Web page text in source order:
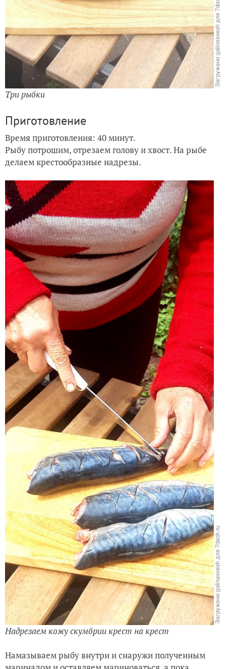
Три рыбки
Приготовление
Время приготовления: 40 минут.
Рыбу потрошим, отрезаем голову и хвост. На рыбе
делаем крестообразные надрезы.
Надрезаем кожу скумбрии крест на крест
Намазываем рыбу внутри и снаружи полученным